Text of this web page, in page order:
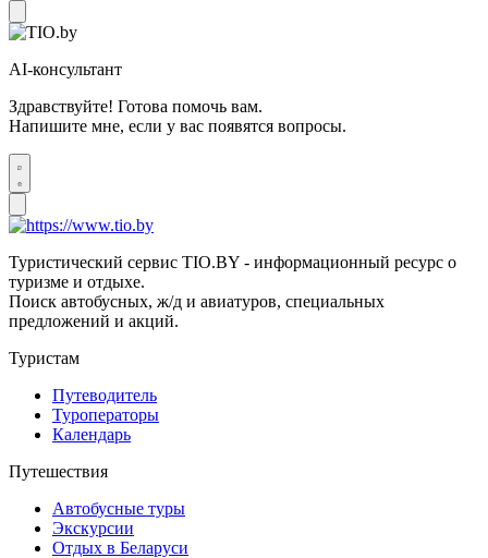
AI-консультант
Здравствуйте! Готова помочь вам.
Напишите мне, если у вас появятся вопросы.
Туристический сервис TIO.BY - информационный ресурс о
туризме и отдыхе.
Поиск автобусных, ж/д и авиатуров, специальных
предложений и акций.
Туристам
Путеводитель
Туроператоры
Календарь
Путешествия
Автобусные туры
Экскурсии
Отдых в Беларуси